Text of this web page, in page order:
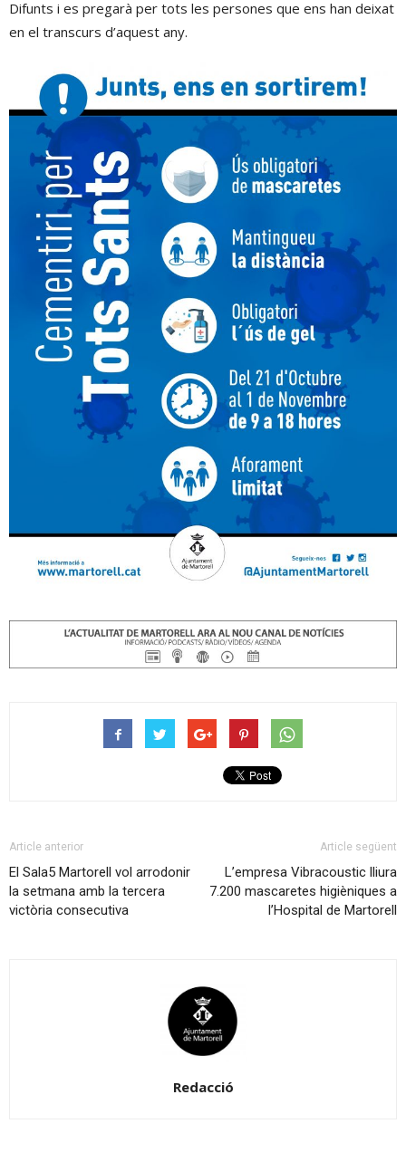
Difunts i es pregarà per tots les persones que ens han deixat
en el transcurs d’aquest any.
Article anterior
El Sala5 Martorell vol arrodonir
la setmana amb la tercera
victòria consecutiva
Article següent
L’empresa Vibracoustic lliura
7.200 mascaretes higièniques a
l’Hospital de Martorell
Redacció